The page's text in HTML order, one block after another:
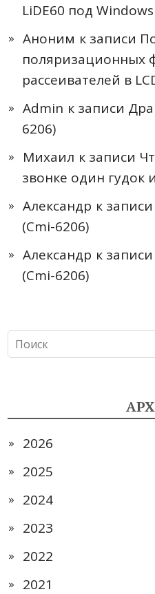
LiDE60 под
Аноним к записи
поляризационных
рассеивателей в
Admin к записи
6206)
Михаил к записи
звонке один гудок
Александр к записи
(Cmi-6206)
Александр к записи
(Cmi-6206)
2026
2025
2024
2023
2022
2021